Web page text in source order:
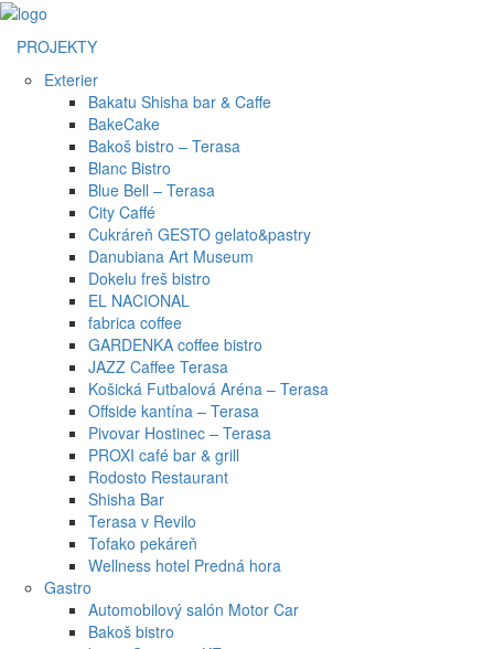
PROJEKTY
Exterier
Bakatu Shisha bar & Caffe
BakeCake
Bakoš bistro – Terasa
Blanc Bistro
Blue Bell – Terasa
City Caffé
Cukráreň GESTO gelato&pastry
Danubiana Art Museum
Dokelu freš bistro
EL NACIONAL
fabrica coffee
GARDENKA coffee bistro
JAZZ Caffee Terasa
Košická Futbalová Aréna – Terasa
Offside kantína – Terasa
Pivovar Hostinec – Terasa
PROXI café bar & grill
Rodosto Restaurant
Shisha Bar
Terasa v Revilo
Tofako pekáreň
Wellness hotel Predná hora
Gastro
Automobilový salón Motor Car
Bakoš bistro